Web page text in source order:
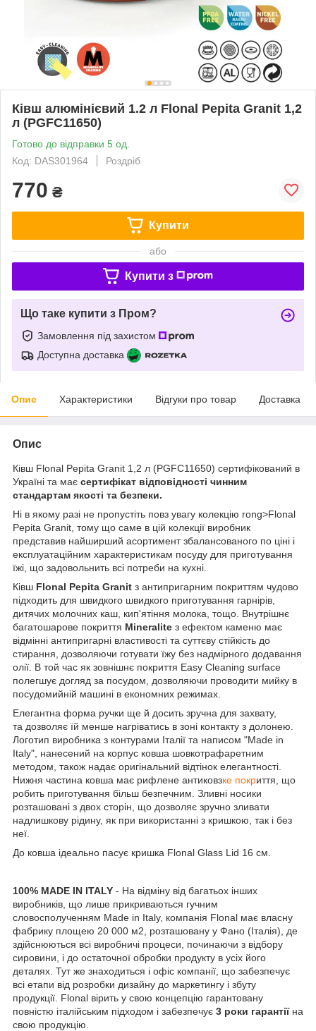
Ківш алюмінієвий 1.2 л Flonal Pepita Granit 1,2
л (PGFC11650)
Готово до відправки 5 од.
Код: DAS301964
Роздріб
770 ₴
Купити
або
Купити з
Що таке купити з Пром?
Замовлення під захистом
Доступна доставка
Опис Характеристики Відгуки про товар Доставка
Опис
Ківш Flonal Pepita Granit 1,2 л (PGFC11650) сертифікований в
Україні та має сертифікат відповідності чинним
стандартам якості та безпеки.
Ні в якому разі не пропустіть повз увагу колекцію rong>Flonal
Pepita Granit, тому що саме в цій колекції виробник
представив найширший асортимент збалансованого по ціні і
експлуатаційним характеристикам посуду для приготування
їжі, що задовольнить всі потреби на кухні.
Ківш Flonal Pepita Granit з антипригарним покриттям чудово
підходить для швидкого швидкого приготування гарнірів,
дитячих молочних каш, кип'ятіння молока, тощо. Внутрішнє
багатошарове покриття Mineralite з ефектом каменю має
відмінні антипригарні властивості та суттєву стійкість до
стирання, дозволяючи готувати їжу без надмірного додавання
олії. В той час як зовнішнє покриття Easy Cleaning surface
полегшує догляд за посудом, дозволяючи проводити мийку в
посудомийній машині в економних режимах.
Елегантна форма ручки ще й досить зручна для захвату,
та дозволяє їй менше нагріватись в зоні контакту з долонею.
Логотип виробника з контурами Італії та написом "Made in
Italy", нанесений на корпус ковша шовкотрафаретним
методом, також надає оригінальний відтінок елегантності.
Нижня частина ковша має рифлене антиковзке покриття, що
робить приготування більш безпечним. Зливні носики
розташовані з двох сторін, що дозволяє зручно зливати
надлишкову рідину, як при використанні з кришкою, так і без
неї.
До ковша ідеально пасує кришка Flonal Glass Lid 16 см.
100% MADE IN ITALY - На відміну від багатьох інших
виробників, що лише прикриваються гучним
словосполученням Made in Italy, компанія Flonal має власну
фабрику площею 20 000 м2, розташовану у Фано (Італія), де
здійснюються всі виробничі процеси, починаючи з відбору
сировини, і до остаточної обробки продукту в усіх його
деталях. Тут же знаходиться і офіс компанії, що забезпечує
всі етапи від розробки дизайну до маркетингу і збуту
продукції. Flonal вірить у свою концепцію гарантовану
повністю італійським підходом і забезпечує 3 роки гарантіїна
свою продукцію.